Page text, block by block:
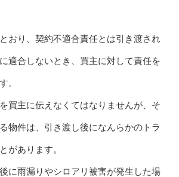
おり、契約不適合責任とは引き渡され
適合しないとき、買主に対して責任を
。
買主に伝えなくてはなりませんが、そ
物件は、引き渡し後になんらかのトラ
があります。
に雨漏りやシロアリ被害が発生した場